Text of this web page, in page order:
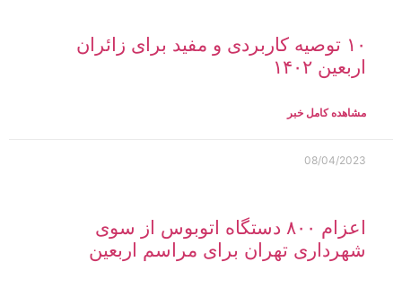
۱۰ توصیه‌ کاربردی و مفید برای زائران
اربعین ۱۴۰۲
مشاهده کامل خبر
08/04/2023
اعزام ۸۰۰ دستگاه اتوبوس از سوی
شهرداری تهران برای مراسم اربعین